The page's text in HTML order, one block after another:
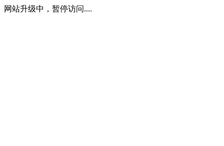
网站升级中，暂停访问....